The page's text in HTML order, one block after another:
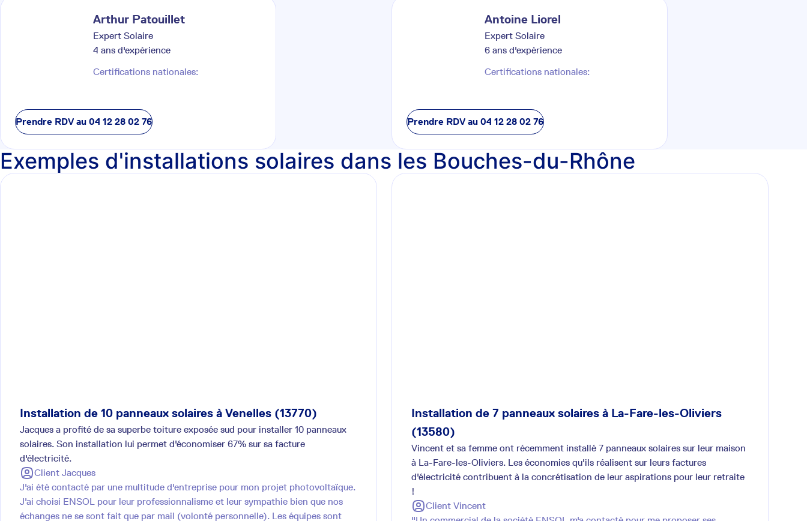
Arthur Patouillet
Expert Solaire
4 ans d'expérience
Certifications nationales:
Prendre RDV au 04 12 28 02 76
Antoine Liorel
Expert Solaire
6 ans d'expérience
Certifications nationales:
Prendre RDV au 04 12 28 02 76
Exemples d'installations solaires dans les Bouches-du-Rhône
Installation de 10 panneaux solaires à Venelles (13770)
Jacques a profité de sa superbe toiture exposée sud pour installer 10 panneaux
solaires. Son installation lui permet d'économiser 67% sur sa facture
d'électricité.
Client Jacques
J'ai été contacté par une multitude d'entreprise pour mon projet photovoltaïque.
J'ai choisi ENSOL pour leur professionnalisme et leur sympathie bien que nos
échanges ne se sont fait que par mail (volonté personnelle). Les équipes sont
Installation de 7 panneaux solaires à La-Fare-les-Oliviers
(13580)
Vincent et sa femme ont récemment installé 7 panneaux solaires sur leur maison
à La-Fare-les-Oliviers. Les économies qu'ils réalisent sur leurs factures
d'électricité contribuent à la concrétisation de leur aspirations pour leur retraite
!
Client Vincent